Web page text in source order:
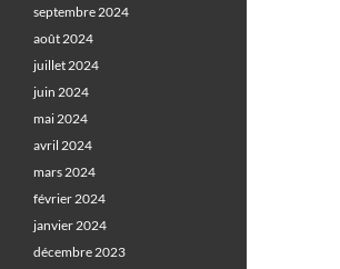
septembre 2024
août 2024
juillet 2024
juin 2024
mai 2024
avril 2024
mars 2024
février 2024
janvier 2024
décembre 2023